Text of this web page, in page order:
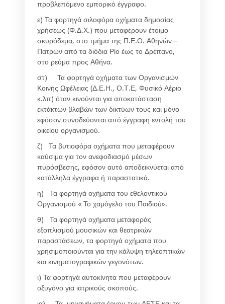
προβλεπόμενο εμπορικό έγγραφο.
ε) Τα φορτηγά σιλοφόρα οχήματα δημοσίας
χρήσεως (Φ.Δ.Χ.) που μεταφέρουν έτοιμο
σκυρόδεμα, στο τμήμα της Π.Ε.Ο. Αθηνών –
Πατρών από τα διόδια Ρίο έως το Δρέπανο,
στο ρεύμα προς Αθήνα.
στ) Τα φορτηγά οχήματα των Οργανισμών
Κοινής Ωφέλειας (Δ.Ε.Η., Ο.Τ.Ε, Φυσικό Αέριο
κ.λπ) όταν κινούνται για αποκατάσταση
εκτάκτων βλαβών των δικτύων τους και μόνο
εφόσον συνοδεύονται από έγγραφη εντολή του
οικείου οργανισμού.
ζ) Τα βυτιοφόρα οχήματα που μεταφέρουν
καύσιμα για τον ανεφοδιασμό μέσων
πυρόσβεσης, εφόσον αυτό αποδεικνύεται από
κατάλληλα έγγραφα ή παραστατικά.
η) Τα φορτηγά οχήματα του εθελοντικού
Οργανισμού « Το χαμόγελο του Παιδιού».
θ) Τα φορτηγά οχήματα μεταφοράς
εξοπλισμού μουσικών και θεατρικών
παραστάσεων, τα φορτηγά οχήματα που
χρησιμοποιούνται για την κάλυψη τηλεοπτικών
και κινηματογραφικών γεγονότων.
ι) Τα φορτηγά αυτοκίνητα που μεταφέρουν
οξυγόνο για ιατρικούς σκοπούς.